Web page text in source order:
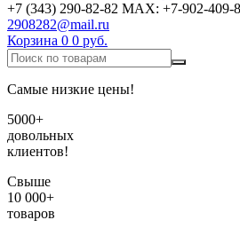
+7 (343) 290-82-82 MAX: +7-902-409-
2908282@mail.ru
Корзина 0 0 руб.
Самые низкие цены!
5000+
довольных
клиентов!
Свыше
10 000+
товаров